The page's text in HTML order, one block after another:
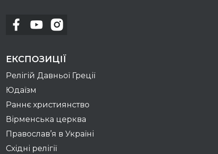
ЕКСПОЗИЦІЇ
Релігій Давньої Греції
Юдаїзм
Раннє християнство
Вірменська церква
Православ’я в Україні
Східні релігії